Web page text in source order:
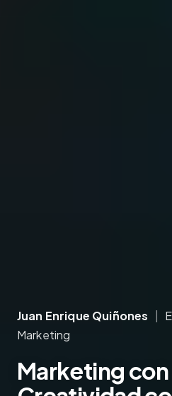
Juan Enrique Quiñones
Marketing
Marketing